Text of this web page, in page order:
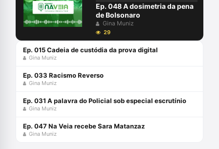
Ep. 048 A dosimetria da pena
de Bolsonaro
Gina Muniz
29
Ep. 015 Cadeia de custódia da prova digital
Gina Muniz
Ep. 033 Racismo Reverso
Gina Muniz
Ep. 031 A palavra do Policial sob especial escrutínio
Gina Muniz
Ep. 047 Na Veia recebe Sara Matanzaz
Gina Muniz